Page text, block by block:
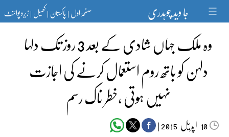
content جا وید چوہدری صفحۂ اول|پاکستان|کھیل|زیرو پوائنٹ
وہ ملک جہاں شادی کے بعد 3 روز تک دلہا
دلہن کو باتھ روم استعمال کرنے کی اجازت
نہیں ہوتی ،خطر ناک رسم
10 اپریل‬‮ |